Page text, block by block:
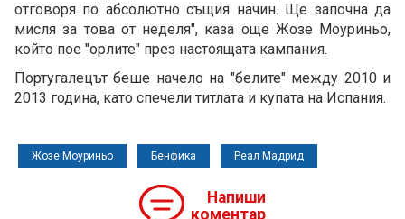
отговоря по абсолютно същия начин. Ще започна да
мисля за това от неделя", каза още Жозе Моуриньо,
който пое "орлите" през настоящата кампания.
Португалецът беше начело на "белите" между 2010 и
2013 година, като спечели титлата и купата на Испания.
Жозе Моуриньо Бенфика Реал Мадрид
Напиши
коментар